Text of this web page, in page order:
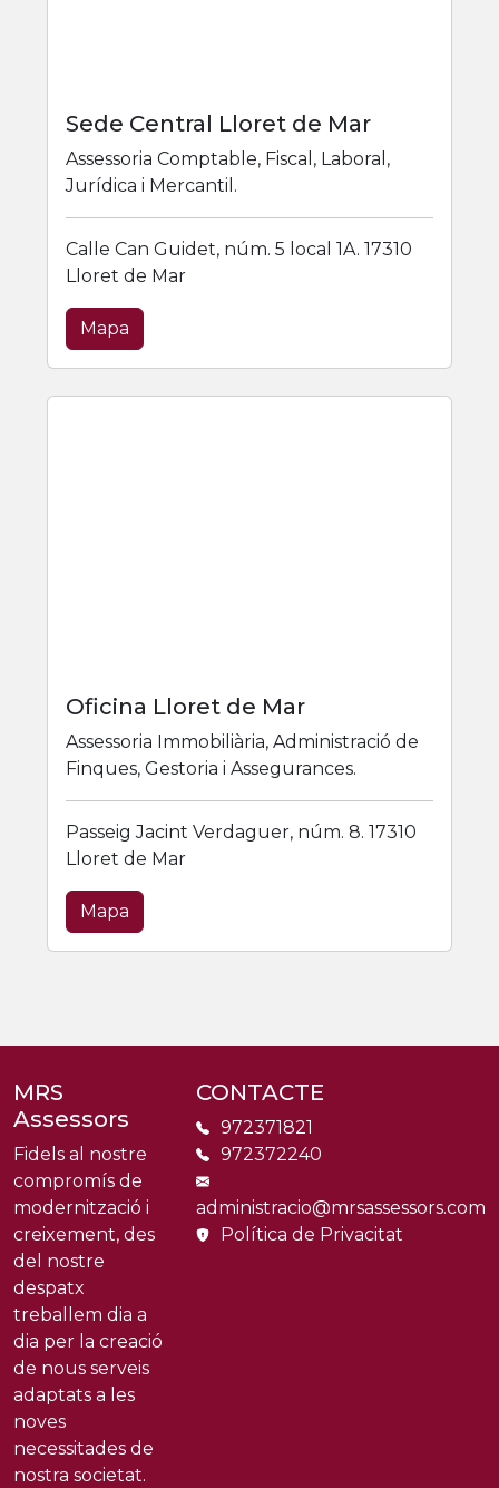
Sede Central Lloret de Mar
Assessoria Comptable, Fiscal, Laboral,
Jurídica i Mercantil.
Calle Can Guidet, núm. 5 local 1A. 17310
Lloret de Mar
Mapa
Oficina Lloret de Mar
Assessoria Immobiliària, Administració de
Finques, Gestoria i Assegurances.
Passeig Jacint Verdaguer, núm. 8. 17310
Lloret de Mar
Mapa
MRS
Assessors
Fidels al nostre
compromís de
modernització i
creixement, des
del nostre
despatx
treballem dia a
dia per la creació
de nous serveis
adaptats a les
noves
necessitades de
nostra societat.
CONTACTE
972371821
972372240
administracio@mrsassessors.com
Política de Privacitat